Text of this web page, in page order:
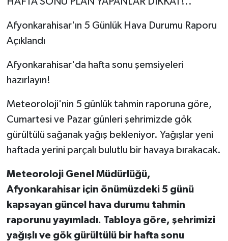
Afyonkarahisar'ın 5 Günlük Hava Durumu Raporu
Açıklandı
Afyonkarahisar'da hafta sonu şemsiyeleri
hazırlayın!
Meteoroloji'nin 5 günlük tahmin raporuna göre,
Cumartesi ve Pazar günleri şehrimizde gök
gürültülü sağanak yağış bekleniyor. Yağışlar yeni
haftada yerini parçalı bulutlu bir havaya bırakacak.
Meteoroloji Genel Müdürlüğü,
Afyonkarahisar için önümüzdeki 5 günü
kapsayan güncel hava durumu tahmin
raporunu yayımladı. Tabloya göre, şehrimizi
yağışlı ve gök gürültülü bir hafta sonu